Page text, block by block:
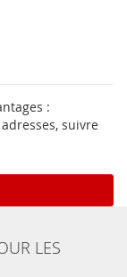
:
suivre
LES